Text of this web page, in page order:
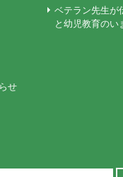
ベテラン先生が
と幼児教育のい
せ